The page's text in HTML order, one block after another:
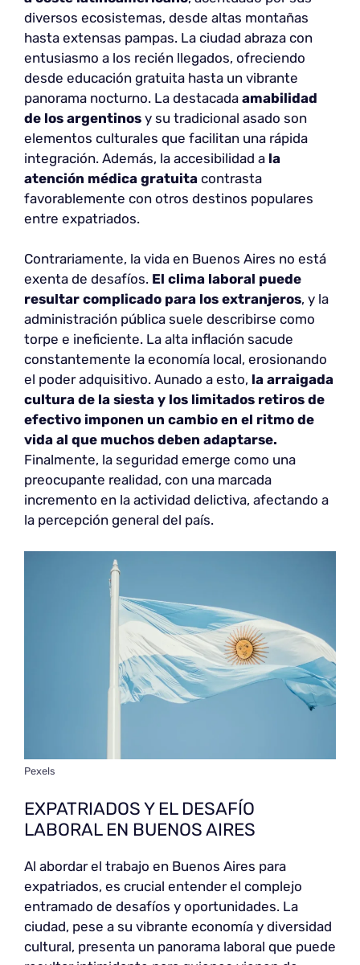
diversos ecosistemas, desde altas montañas
hasta extensas pampas. La ciudad abraza con
entusiasmo a los recién llegados, ofreciendo
desde educación gratuita hasta un vibrante
panorama nocturno. La destacada amabilidad
de los argentinos y su tradicional asado son
elementos culturales que facilitan una rápida
integración. Además, la accesibilidad a la
atención médica gratuita contrasta
favorablemente con otros destinos populares
entre expatriados.
Contrariamente, la vida en Buenos Aires no está
exenta de desafíos. El clima laboral puede
resultar complicado para los extranjeros, y la
administración pública suele describirse como
torpe e ineficiente. La alta inflación sacude
constantemente la economía local, erosionando
el poder adquisitivo. Aunado a esto, la arraigada
cultura de la siesta y los limitados retiros de
efectivo imponen un cambio en el ritmo de
vida al que muchos deben adaptarse.
Finalmente, la seguridad emerge como una
preocupante realidad, con una marcada
incremento en la actividad delictiva, afectando a
la percepción general del país.
Pexels
EXPATRIADOS Y EL DESAFÍO
LABORAL EN BUENOS AIRES
Al abordar el trabajo en Buenos Aires para
expatriados, es crucial entender el complejo
entramado de desafíos y oportunidades. La
ciudad, pese a su vibrante economía y diversidad
cultural, presenta un panorama laboral que puede